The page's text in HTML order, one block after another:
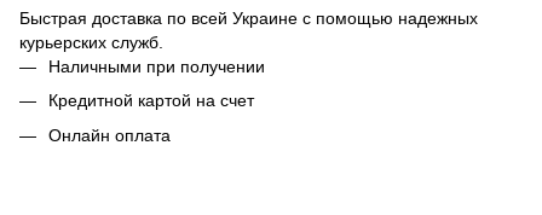
Быстрая доставка по всей Украине с помощью надежных
курьерских служб.
Наличными при получении
Кредитной картой на счет
Онлайн оплата